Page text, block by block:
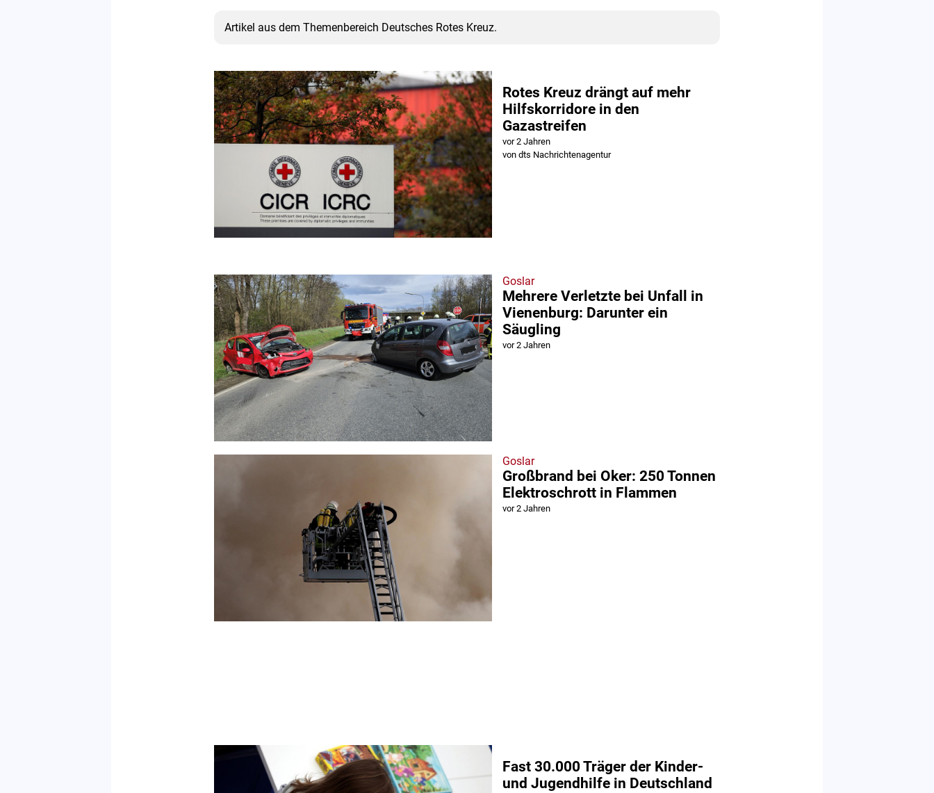
Artikel aus dem Themenbereich Deutsches Rotes Kreuz.
Rotes Kreuz drängt auf mehr
Hilfskorridore in den
Gazastreifen
vor 2 Jahren
von dts Nachrichtenagentur
Goslar
Mehrere Verletzte bei Unfall in
Vienenburg: Darunter ein
Säugling
vor 2 Jahren
Goslar
Großbrand bei Oker: 250 Tonnen
Elektroschrott in Flammen
vor 2 Jahren
Fast 30.000 Träger der Kinder-
und Jugendhilfe in Deutschland